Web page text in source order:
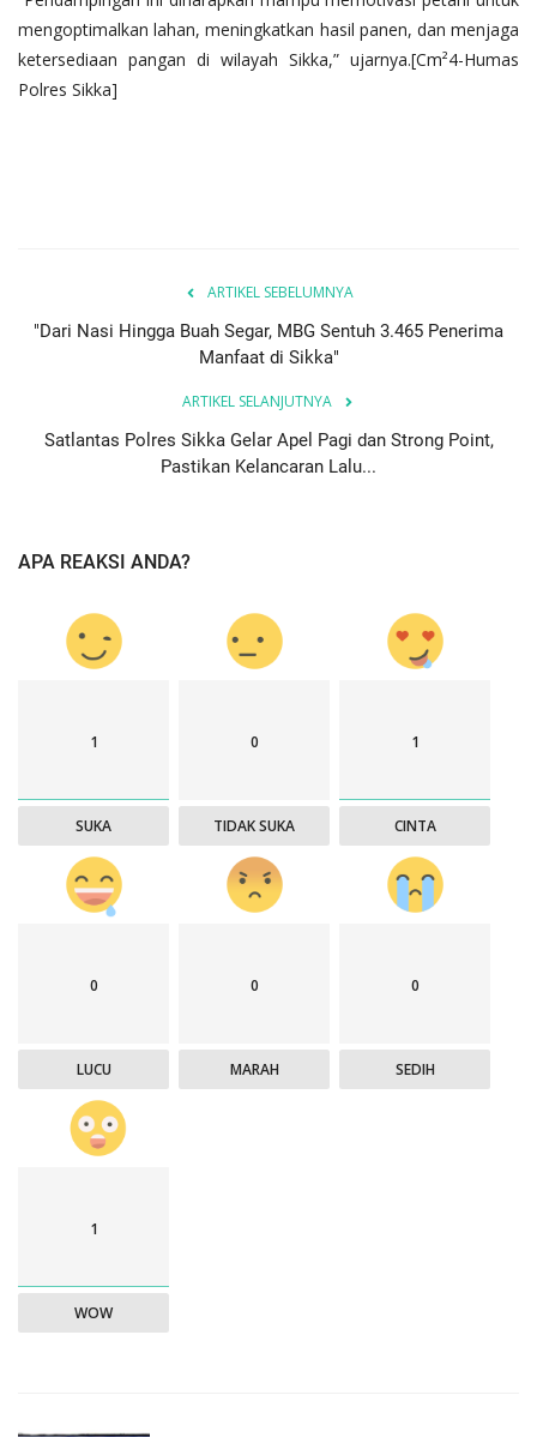
mengoptimalkan lahan, meningkatkan hasil panen, dan menjaga
ketersediaan pangan di wilayah Sikka,” ujarnya.[Cm²4-Humas
Polres Sikka]
ARTIKEL SEBELUMNYA
"Dari Nasi Hingga Buah Segar, MBG Sentuh 3.465 Penerima
Manfaat di Sikka"
ARTIKEL SELANJUTNYA
Satlantas Polres Sikka Gelar Apel Pagi dan Strong Point,
Pastikan Kelancaran Lalu...
APA REAKSI ANDA?
1
SUKA
0
TIDAK SUKA
1
CINTA
0
LUCU
0
MARAH
0
SEDIH
1
WOW